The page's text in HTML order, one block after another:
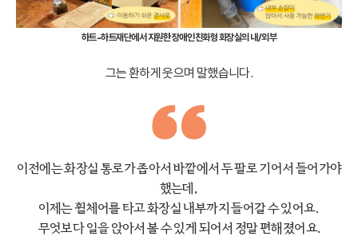
하트-하트재단에서 지원한 장애인친화형 화장실의 내/외부
그는 환하게 웃으며 말했습니다.
이전에는 화장실 통로가 좁아서 바깥에서 두 팔로 기어서 들어가야
했는데,
이제는 휠체어를 타고 화장실 내부까지 들어갈 수 있어요.
무엇보다 일을 앉아서 볼 수 있게 되어서 정말 편해졌어요.